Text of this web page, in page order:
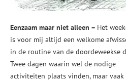
Eenzaam maar niet alleen – Het
is voor mij altijd een welkome
in de routine van de doordeweekse
Twee dagen waarin wel de nodige
activiteiten plaats vinden, maar vaak